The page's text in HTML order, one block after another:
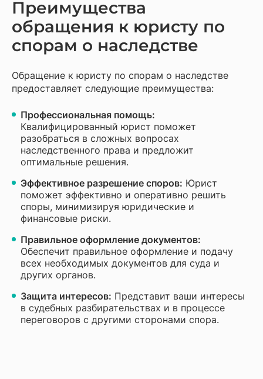
Преимущества
обращения к юристу по
спорам о наследстве
Обращение к юристу по спорам о наследстве
предоставляет следующие преимущества:
Профессиональная помощь:
Квалифицированный юрист поможет
разобраться в сложных вопросах
наследственного права и предложит
оптимальные решения.
Эффективное разрешение споров: Юрист
поможет эффективно и оперативно решить
споры, минимизируя юридические и
финансовые риски.
Правильное оформление документов:
Обеспечит правильное оформление и подачу
всех необходимых документов для суда и
других органов.
Защита интересов: Представит ваши интересы
в судебных разбирательствах и в процессе
переговоров с другими сторонами спора.